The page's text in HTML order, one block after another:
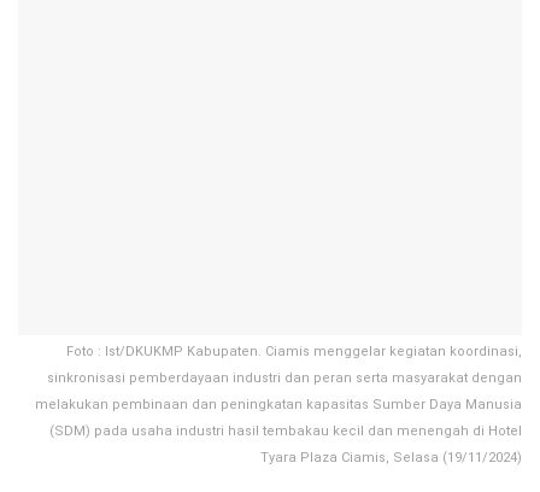
Foto : Ist/DKUKMP Kabupaten. Ciamis menggelar kegiatan koordinasi,
sinkronisasi pemberdayaan industri dan peran serta masyarakat dengan
melakukan pembinaan dan peningkatan kapasitas Sumber Daya Manusia
(SDM) pada usaha industri hasil tembakau kecil dan menengah di Hotel
Tyara Plaza Ciamis, Selasa (19/11/2024)